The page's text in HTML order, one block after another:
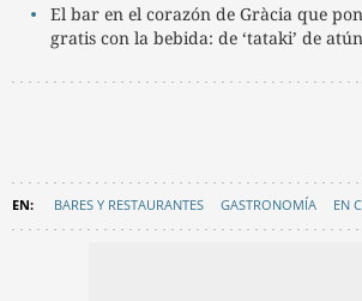
El bar en el corazón de Gràcia que
gratis con la bebida: de ‘tataki’ de
BARES Y RESTAURANTES GASTRONOMÍA EN